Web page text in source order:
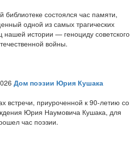
библиотеке состоялся час памяти,
одной из самых трагических
нашей истории — геноциду советского
войны.
Дом поэзии Юрия Кушака
встречи, приуроченной к 90-летию со
Юрия Наумовича Кушака, для
час поэзии.